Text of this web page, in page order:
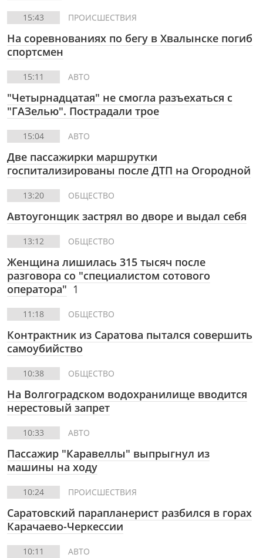
15:43 ПРОИСШЕСТВИЯ
На соревнованиях по бегу в Хвалынске погиб
спортсмен
15:11 АВТО
"Четырнадцатая" не смогла разъехаться с
"ГАЗелью". Пострадали трое
15:04 АВТО
Две пассажирки маршрутки
госпитализированы после ДТП на Огородной
13:20 ОБЩЕСТВО
Автоугонщик застрял во дворе и выдал себя
13:12 ОБЩЕСТВО
Женщина лишилась 315 тысяч после
разговора со "специалистом сотового
оператора" 1
11:18 ОБЩЕСТВО
Контрактник из Саратова пытался совершить
самоубийство
10:38 ОБЩЕСТВО
На Волгоградском водохранилище вводится
нерестовый запрет
10:33 АВТО
Пассажир "Каравеллы" выпрыгнул из
машины на ходу
10:24 ПРОИСШЕСТВИЯ
Саратовский парапланерист разбился в горах
Карачаево-Черкессии
10:11 АВТО